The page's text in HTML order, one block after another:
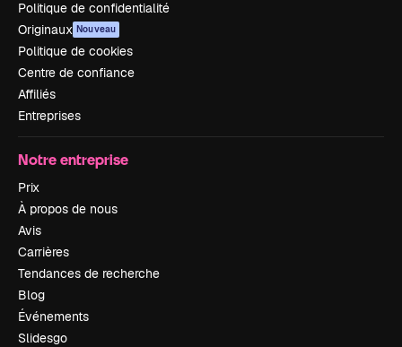
Politique de confidentialité
Originaux Nouveau
Politique de cookies
Centre de confiance
Affiliés
Entreprises
Notre entreprise
Prix
À propos de nous
Avis
Carrières
Tendances de recherche
Blog
Événements
Slidesgo